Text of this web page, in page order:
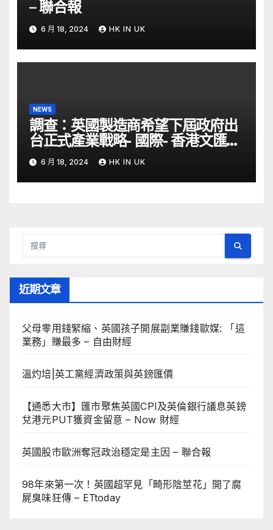
– 聯合報
6 月 18, 2024 HK IN UK
NEWS
調查：英國製造商希望下屆政府出
台正式產業戰略- 國際- 香港文匯網
– 文匯報
6 月 18, 2024 HK IN UK
近期文章
父母零用錢緊縮、英國孩子開展副業賺錢歐媒: 「這
業務」賺最多 – 自由財經
溫灼培|英工黨經濟政策與英鎊匯價
【通悉大市】匯市聚焦英國CPI及英倫銀行議息英鎊
兌港元PUT獲資金留意 – Now 財經
英國股市歐洲奪冠政治穩定是主因 – 聯合報
98年來第一次！英國超罕見「畸形陰莖花」開了腐
屍臭味狂傳 – ETtoday